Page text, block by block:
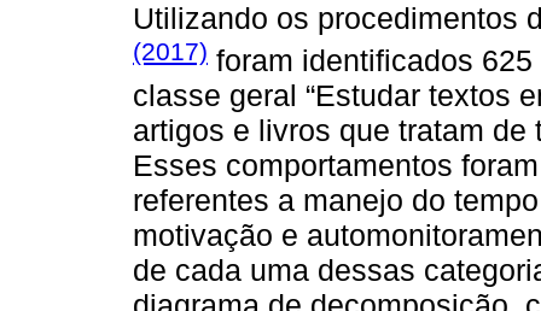
Utilizando os procedimentos
(2017) foram identificados
classe geral “Estudar textos
artigos e livros que tratam
Esses comportamentos
referentes a manejo do
motivação e
de cada uma dessas